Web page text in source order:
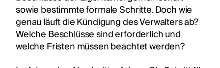
sowie bestimmte formale Schritte. Doch wie
genau läuft die Kündigung des Verwalters ab?
Welche Beschlüsse sind erforderlich und
welche Fristen müssen beachtet werden?